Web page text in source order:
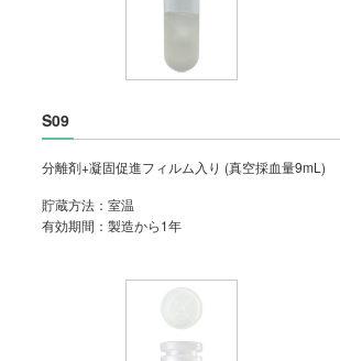
S09
分離剤+凝固促進フィルム入り (真空採血量9mL)
貯蔵方法：室温
有効期間：製造から1年